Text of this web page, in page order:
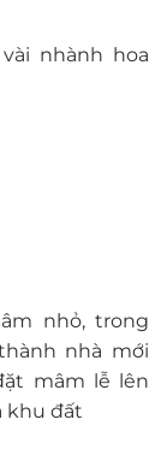
nhành hoa
nhỏ, trong
nhà mới
mâm lễ lên
khu đất